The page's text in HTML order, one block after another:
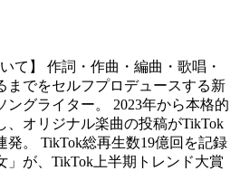
て】 作詞・作曲・編曲・歌唱・
までをセルフプロデュースする新
ングライター。 2023年から本格的
、オリジナル楽曲の投稿がTikTok
発。 TikTok総再生数19億回を記録
」が、TikTok上半期トレンド大賞